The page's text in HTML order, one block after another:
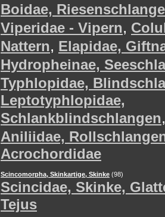
Boidae,
Viperidae - Vipern,
Nattern, Elapidae,
Hydropheinae,
Typhlopidae,
Leptotyphlopidae,
Schlankblindschlangen,
Aniliidae,
Acrochordidae
Scincomorpha, Skinkartige, Skinke (98)
Scincidae, Skinke,
Tejus